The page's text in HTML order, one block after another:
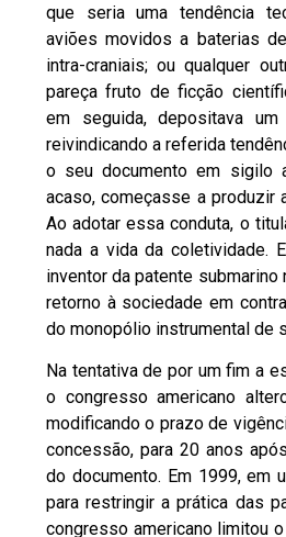
que seria uma tendência
aviões movidos a baterias
intra-craniais; ou qualquer
pareça fruto de ficção
em seguida, depositava
reivindicando a referida
o seu documento em sigilo
acaso, começasse a produzir
Ao adotar essa conduta, o
nada a vida da coletividade.
inventor da patente submarino
retorno à sociedade em
do monopólio instrumental de
Na tentativa de por um fim a
o congresso americano
modificando o prazo de
concessão, para 20 anos
do documento. Em 1999, em
para restringir a prática das
congresso americano limitou